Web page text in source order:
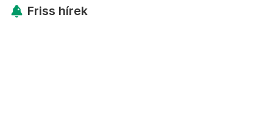
Friss hírek